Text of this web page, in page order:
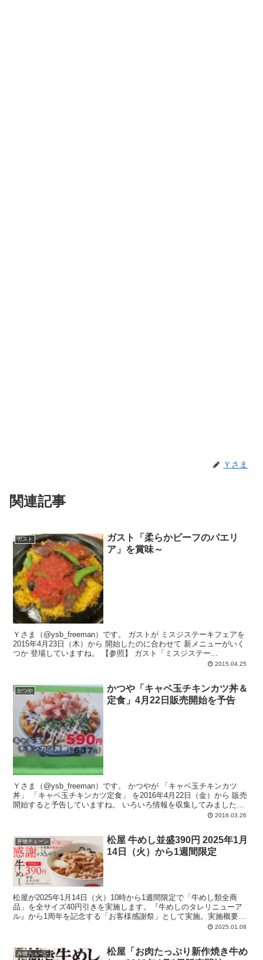
Ｙさま
関連記事
ガスト
ガスト「柔らかビーフのパエリ
ア」を賞味～
Ｙさま（@ysb_freeman）です。 ガストが ミスジステーキフェアを
2015年4月23日（木）から 開始したのに合わせて 新メニューがいく
つか 登場していますね。 【参照】 ガスト「ミスジステー...
2015.04.25
かつや
かつや「キャベ玉チキンカツ丼＆
定食」4月22日販売開始を予告
Ｙさま（@ysb_freeman）です。 かつやが 「キャベ玉チキンカツ
丼」 「キャベ玉チキンカツ定食」 を2016年4月22日（金）から 販売
開始すると予告していますね。 いろいろ情報を収集してみました。
2016.03.26
丼物チェーン
松屋 牛めし並盛390円 2025年1月
14日（火）から1週間限定
松屋が2025年1月14日（火）10時から1週間限定で「牛めし類全商
品」を全サイズ40円引きを実施します。『牛めしのタレリニューア
ル』から1周年を記念する「お客様感謝祭」として実施。実施概要、
2025.01.08
丼物チェーン
松屋「お肉たっぷり新作焼き牛め